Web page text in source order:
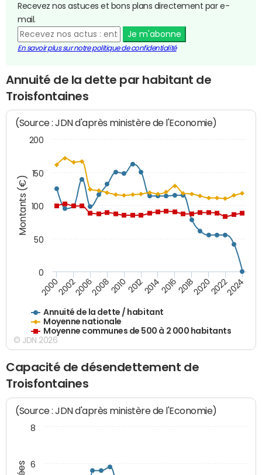
Recevez nos astuces et bons plans directement par e-
mail.
Je m'abonne
En savoir plus sur notre politique de confidentialité
Annuité de la dette par habitant de
Troisfontaines
Montants (€)
(Source : JDN d'après ministère de l'Economie)
Annuité de la dette / habitant
Moyenne nationale
Moyenne communes de 500 à 2 000 habitants
200020022006200820102012201420162018202020222024
0
50
100
150
200
© JDN 2026
Capacité de désendettement de
Troisfontaines
(Source : JDN d'après ministère de l'Economie)
6
8